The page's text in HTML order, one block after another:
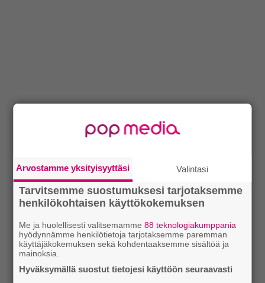
Arvostamme yksityisyyttäsi Valintasi
Tarvitsemme suostumuksesi tarjotaksemme
henkilökohtaisen käyttökokemuksen
Me ja huolellisesti valitsemamme88 teknologiakumppania
hyödynnämme henkilötietoja tarjotaksemme paremman
käyttäjäkokemuksen sekä kohdentaaksemme sisältöä ja
mainoksia.
Hyväksymällä suostut tietojesi käyttöön seuraavasti